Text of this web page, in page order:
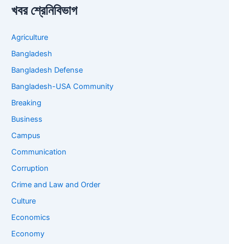
খবর শ্রেনিবিভাগ
Agriculture
Bangladesh
Bangladesh Defense
Bangladesh-USA Community
Breaking
Business
Campus
Communication
Corruption
Crime and Law and Order
Culture
Economics
Economy